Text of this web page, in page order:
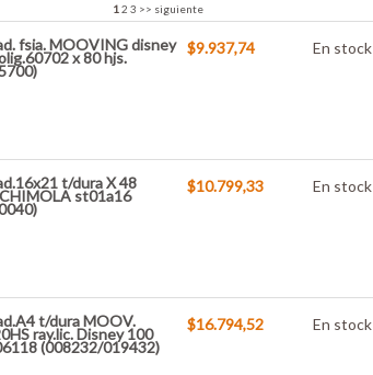
1 2 3 >> siguiente
fsia. MOOVING disney
x 80 hjs.
$9.937,74 En stock
t/dura X 48
st01a16
$10.799,33 En stock
t/dura MOOV.
ray.lic. Disney 100
(008232/019432)
$16.794,52 En stock